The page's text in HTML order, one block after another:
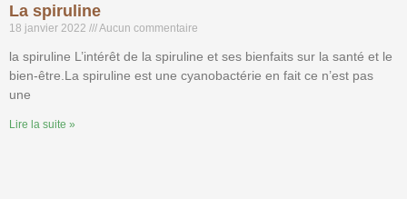
La spiruline
18 janvier 2022 Aucun commentaire
la spiruline L’intérêt de la spiruline et ses bienfaits sur la santé et le
bien-être.La spiruline est une cyanobactérie en fait ce n’est pas
une
Lire la suite »